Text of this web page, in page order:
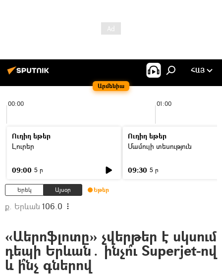
Արմենիա
ՀԱՅ
00:00 01:00
Ուղիղ եթեր
Լուրեր
09:00 5 ր
Ուղիղ եթեր
Մամուլի տեսություն
09:30 5 ր
Երեկ Այսօր Եթեր
ք. Երևան 106.0
«Աերոֆլոտը» չվերթեր է սկսում
դեպի Երևան․ ինչո՞ւ Superjet-ով
և ի՞նչ գներով